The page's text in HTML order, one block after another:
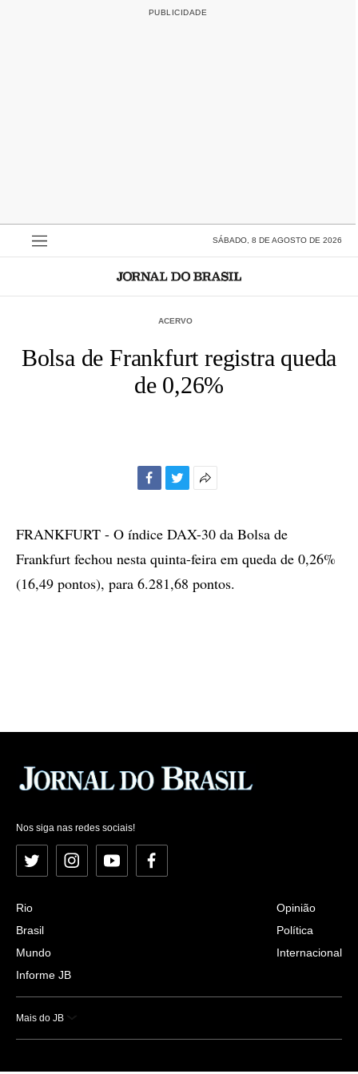
SÁBADO, 8 DE AGOSTO DE 2026
ACERVO
Bolsa de Frankfurt registra queda
de 0,26%
compartilhamento
FRANKFURT - O índice DAX-30 da Bolsa de
Frankfurt fechou nesta quinta-feira em queda de 0,26%
(16,49 pontos), para 6.281,68 pontos.
Nos siga nas redes sociais!
Twitter InstagramYouTubeFacebook
Rio
Brasil
Mundo
Informe JB
Opinião
Política
Internacional
Mais do JB
Esportes